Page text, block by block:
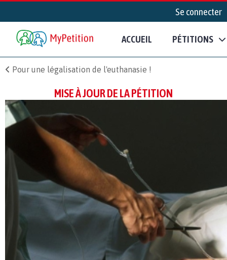
Se connecter
ACCUEIL PÉTITIONS
Pour une légalisation de l'euthanasie !
MISE À JOUR DE LA PÉTITION